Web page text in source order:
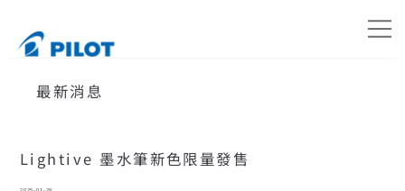
最新消息
Lightive 墨水筆新色限量發售